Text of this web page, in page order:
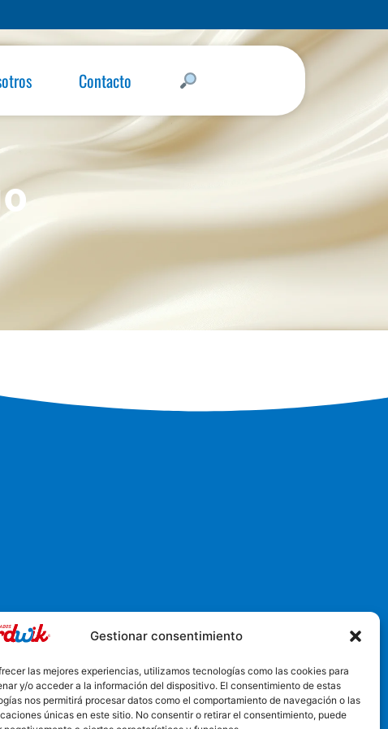
Gestionar consentimiento
las mejores experiencias, utilizamos tecnologías como las cookies para
y/o acceder a la información del dispositivo. El consentimiento de estas
nos permitirá procesar datos como el comportamiento de navegación o las
únicas en este sitio. No consentir o retirar el consentimiento, puede
Contacto
56, Churriana de la Vega, España